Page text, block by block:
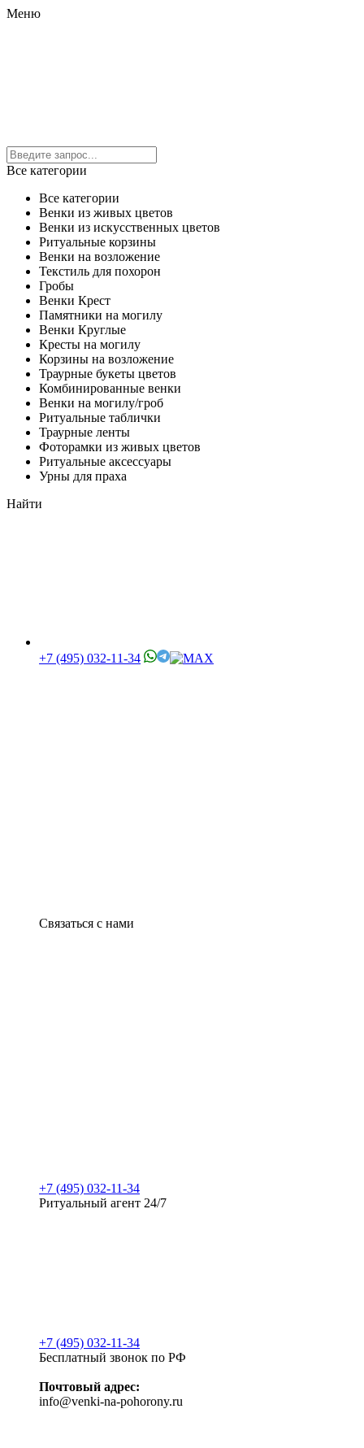
Меню
Все категории
Все категории
Венки из живых цветов
Венки из искусственных цветов
Ритуальные корзины
Венки на возложение
Текстиль для похорон
Гробы
Венки Крест
Памятники на могилу
Венки Круглые
Кресты на могилу
Корзины на возложение
Траурные букеты цветов
Комбинированные венки
Венки на могилу/гроб
Ритуальные таблички
Траурные ленты
Фоторамки из живых цветов
Ритуальные аксессуары
Урны для праха
Найти
+7 (495) 032-11-34
Связаться с нами
+7 (495) 032-11-34
Ритуальный агент 24/7
+7 (495) 032-11-34
Бесплатный звонок по РФ
Почтовый адрес:
info@venki-na-pohorony.ru